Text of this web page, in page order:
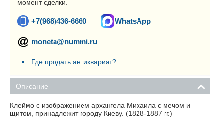
момент сделки.
+7(968)436-6660 WhatsApp
moneta@nummi.ru
Где продать антиквариат?
Описание
Клеймо с изображением архангела Михаила с мечом и
щитом, принадлежит городу Киеву. (1828-1887 гг.)